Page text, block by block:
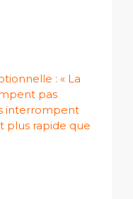
: « La
pas
interrompent
plus rapide que